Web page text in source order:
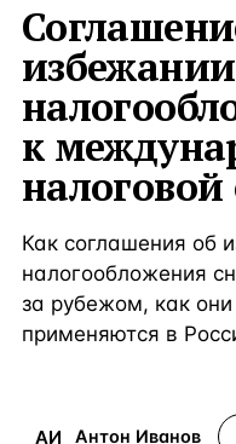
Россия — Страна
Испания —Страна
Кипр —Страна
Таиланд —Страна
Сочи Локация
Алания —Локация
Бангкок
к
Как соглашения об
налогообложения
за рубежом, как
применяются в
АИ Антон Иванов